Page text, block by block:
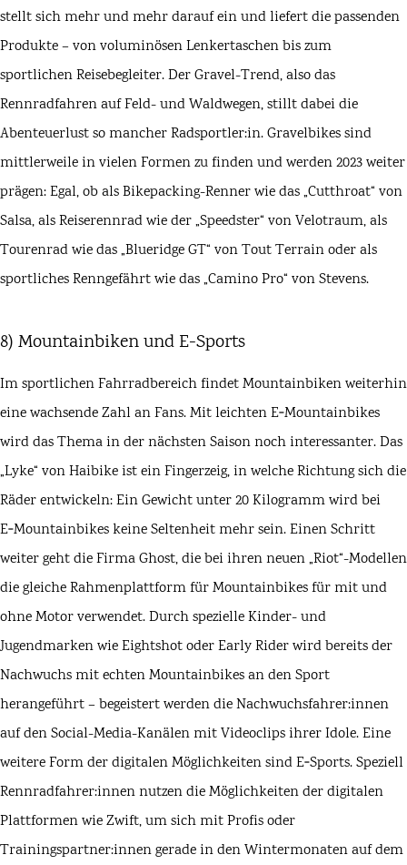
stellt sich mehr und mehr darauf ein und liefert die passenden
Produkte – von voluminösen Lenkertaschen bis zum
sportlichen Reisebegleiter. DerGravel-Trend, also das
Rennradfahren auf Feld- und Waldwegen, stillt dabei die
Abenteuerlust so mancher Radsportler:in. Gravelbikes sind
mittlerweile in vielen Formen zu finden und werden 2023 weiter
prägen: Egal, ob alsBikepacking-Renner wie das „Cutthroat“ von
Salsa, als Reiserennrad wie der „Speedster“ vonVelotraum, als
Tourenrad wie das „Blueridge GT“ vonTout Terrainoder als
sportliches Renngefährt wie das „Camino Pro“ vonStevens.
8) Mountainbiken und E-Sports
Im sportlichen Fahrradbereich findet Mountainbiken weiterhin
eine wachsende Zahl an Fans. Mit leichten E‑Mountainbikes
wird das Thema in der nächsten Saison noch interessanter. Das
„Lyke“ vonHaibikeist ein Fingerzeig, in welche Richtung sich die
Räder entwickeln: Ein Gewicht unter 20 Kilogramm wird bei
E‑Mountainbikes keine Seltenheit mehr sein. Einen Schritt
weiter geht die FirmaGhost, die bei ihren neuen „Riot“-Modellen
die gleiche Rahmenplattform für Mountainbikes für mit und
ohne Motor verwendet. Durch spezielle Kinder- und
Jugendmarken wieEightshotoderEarly Riderwird bereits der
Nachwuchs mit echten Mountainbikes an den Sport
herangeführt – begeistert werden die Nachwuchsfahrer:innen
auf den Social-Media-Kanälen mit Videoclips ihrer Idole. Eine
weitere Form der digitalen Möglichkeiten sind E‑Sports. Speziell
Rennradfahrer:innen nutzen die Möglichkeiten der digitalen
Plattformen wie Zwift, um sich mit Profis oder
Trainingspartner:innen gerade in den Wintermonaten auf dem